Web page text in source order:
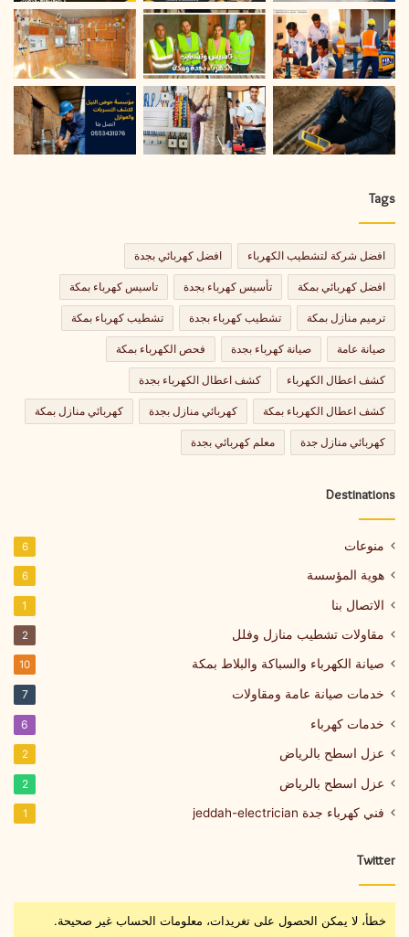
Tags
افضل شركة لتشطيب الكهرباء افضل كهربائي بجدة
افضل كهربائي بمكة تأسيس كهرباء بجدة تاسيس كهرباء بمكة
ترميم منازل بمكة تشطيب كهرباء بجدة تشطيب كهرباء بمكة
صيانة عامة صيانة كهرباء بجدة فحص الكهرباء بمكة
كشف اعطال الكهرباء كشف اعطال الكهرباء بجدة
كشف اعطال الكهرباء بمكة كهربائي منازل بجدة كهربائي منازل بمكة
كهربائي منازل جدة معلم كهربائي بجدة
Destinations
منوعات 6
هوية المؤسسة 6
الاتصال بنا 1
مقاولات تشطيب منازل وفلل 2
صيانة الكهرباء والسباكة والبلاط بمكة 10
خدمات صيانة عامة ومقاولات 7
خدمات كهرباء 6
عزل اسطح بالرياض 2
عزل اسطح بالرياض 2
فني كهرباء جدة jeddah-electrician 1
Twitter
خطأ، لا يمكن الحصول على تغريدات، معلومات الحساب غير صحيحة.